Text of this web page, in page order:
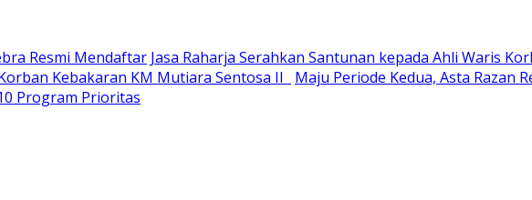
Resmi Mendaftar Jasa Raharja Serahkan Santunan kepada Ahli Waris
Kebakaran KM Mutiara Sentosa II
Maju Periode Kedua, Asta Razan
Program Prioritas